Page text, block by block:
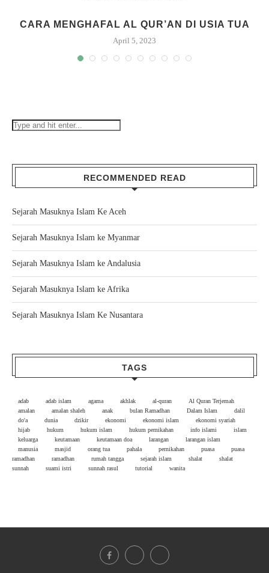
CARA MENGHAFAL AL QUR’AN DI USIA TUA
April 5, 2023
RECOMMENDED READ
Sejarah Masuknya Islam Ke Aceh
Sejarah Masuknya Islam ke Myanmar
Sejarah Masuknya Islam ke Andalusia
Sejarah Masuknya Islam ke Afrika
Sejarah Masuknya Islam Ke Nusantara
TAGS
adab adab islam agama akhlak al-quran
Al Quran Terjemah
amalan
amalan shaleh anak bulan Ramadhan Dalam Islam
dalil
do'a
dunia dzikir ekonomi ekonomi islam
ekonomi syariah
hijab
hukum hukum islam hukum pernikahan info islami
islam
keluarga
keutamaan keutamaan doa larangan
larangan islam
manusia
masjid orang tua pahala pernikahan puasa
puasa
ramadhan
ramadhan rumah tangga sejarah islam shalat
shalat
sunnah
suami istri sunnah rasul tutorial wanita